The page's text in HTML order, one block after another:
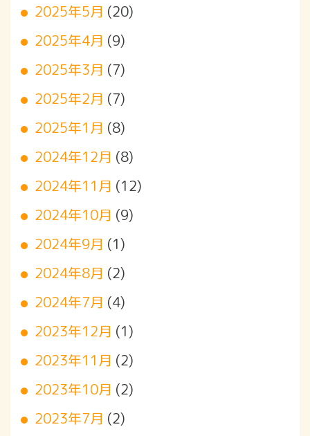
2025年5月 (20)
2025年4月 (9)
2025年3月 (7)
2025年2月 (7)
2025年1月 (8)
2024年12月 (8)
2024年11月 (12)
2024年10月 (9)
2024年9月 (1)
2024年8月 (2)
2024年7月 (4)
2023年12月 (1)
2023年11月 (2)
2023年10月 (2)
2023年7月 (2)